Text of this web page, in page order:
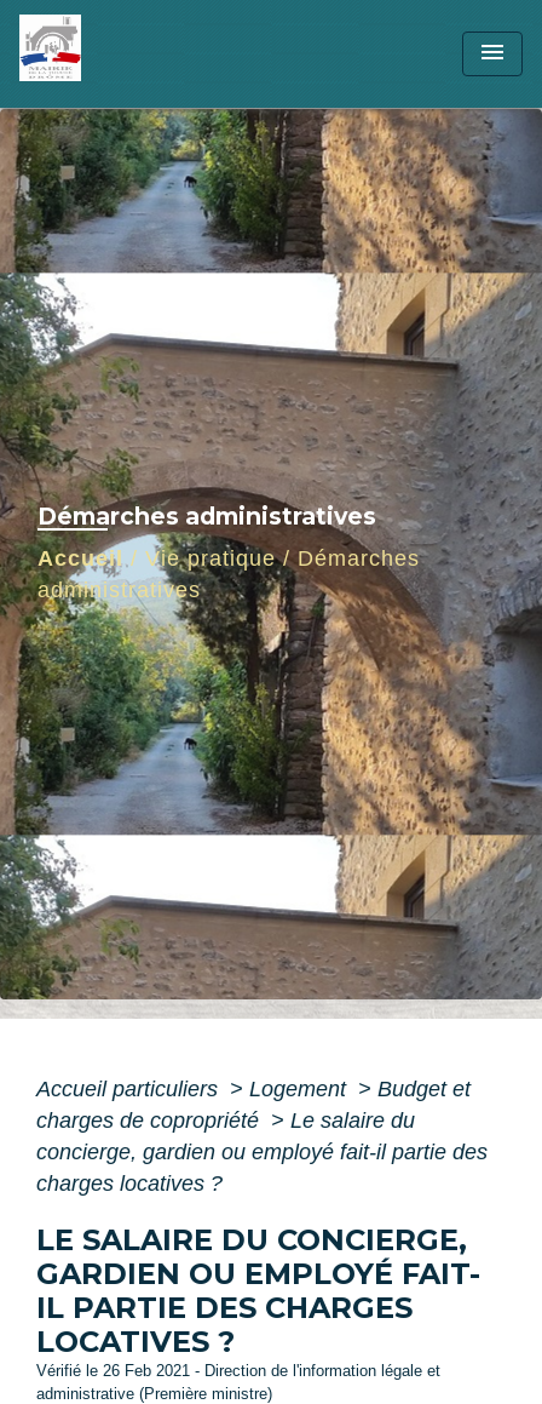
menu
Démarches administratives
Accueil/ Vie pratique/Démarches
administratives
Accueil particuliers > Logement > Budget et
charges de copropriété > Le salaire du
concierge, gardien ou employé fait-il partie des
charges locatives ?
LE SALAIRE DU CONCIERGE,
GARDIEN OU EMPLOYÉ FAIT-
IL PARTIE DES CHARGES
LOCATIVES ?
Vérifié le 26 Feb 2021 - Direction de l'information légale et
administrative (Première ministre)